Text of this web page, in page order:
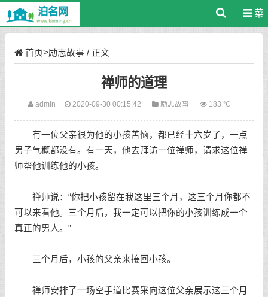
菜
首页>励志故事/ 正文
禅师的道理
admin 2020-09-30 00:15:42 励志故事 183 ℃
有一位父亲很为他的小孩苦恼，都已经十六岁了，一点
男子气概都没有。有一天，他去拜访一位禅师，请求这位禅
师帮他训练他的小孩。
禅师说：“你把小孩留在我这里三个月，这三个月你都不
可以来看他。三个月后，我一定可以把你的小孩训练成一个
真正的男人。”
三个月后，小孩的父亲来接回小孩。
禅师安排了一场空手道比赛采向这位父亲展示这三个月